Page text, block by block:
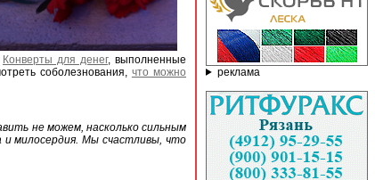
Конверты для денег, выполненные
соболезнования, что можно
не можем, насколько сильным
и милосердия. Мы счастливы, что
реклама